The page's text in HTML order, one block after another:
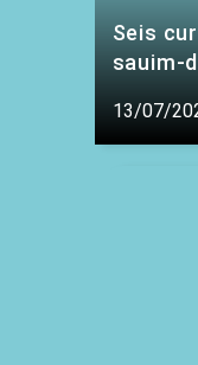
Seis
sauim-
13/07/